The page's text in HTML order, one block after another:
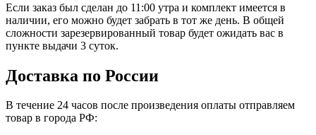
Если заказ был сделан до 11:00 утра и комплект имеется в
наличии, его можно будет забрать в тот же день. В общей
сложности зарезервированный товар будет ожидать вас в
пункте выдачи 3 суток.
Доставка по России
В течение 24 часов после произведения оплаты отправляем
товар в города РФ: